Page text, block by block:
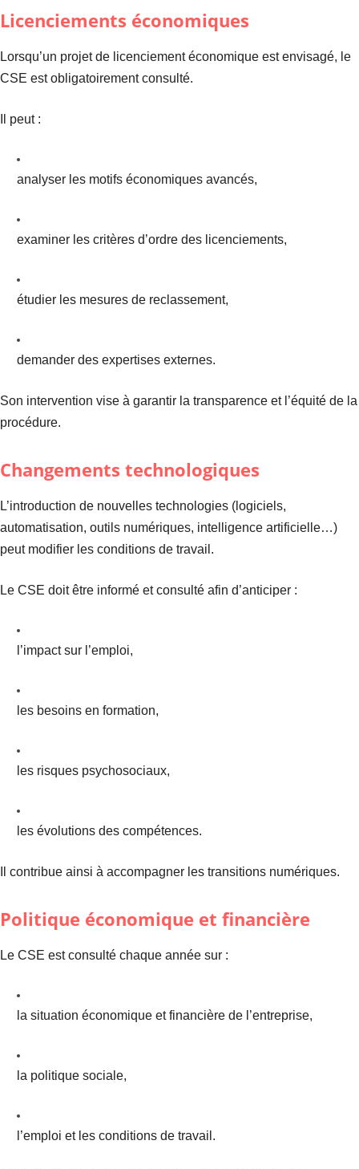
Licenciements économiques
Lorsqu’un projet de licenciement économique est envisagé, le
CSE est obligatoirement consulté.
Il peut :
analyser les motifs économiques avancés,
examiner les critères d’ordre des licenciements,
étudier les mesures de reclassement,
demander des expertises externes.
Son intervention vise à garantir la transparence et l’équité de la
procédure.
Changements technologiques
L’introduction de nouvelles technologies (logiciels,
automatisation, outils numériques, intelligence artificielle…)
peut modifier les conditions de travail.
Le CSE doit être informé et consulté afin d’anticiper :
l’impact sur l’emploi,
les besoins en formation,
les risques psychosociaux,
les évolutions des compétences.
Il contribue ainsi à accompagner les transitions numériques.
Politique économique et financière
Le CSE est consulté chaque année sur :
la situation économique et financière de l’entreprise,
la politique sociale,
l’emploi et les conditions de travail.